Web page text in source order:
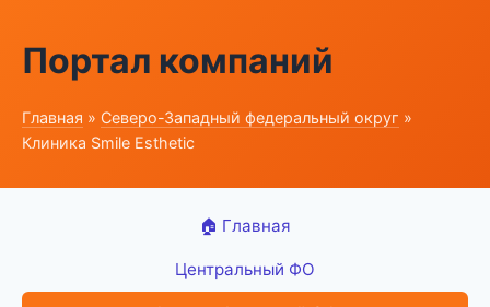
Портал компаний
Главная » Северо-Западный федеральный округ »
Клиника Smile Esthetic
🏠 Главная
Центральный ФО